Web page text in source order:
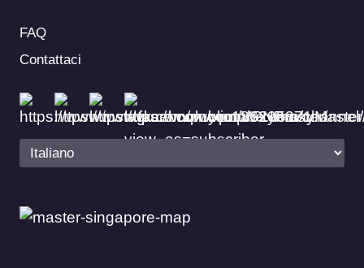
FAQ
Contattaci